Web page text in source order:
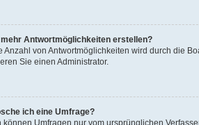
Antwortmöglichkeiten erstellen?
Anzahl von Antwortmöglichkeiten wird durch die
Sie einen Administrator.
ich eine Umfrage?
Umfragen nur vom ursprünglichen